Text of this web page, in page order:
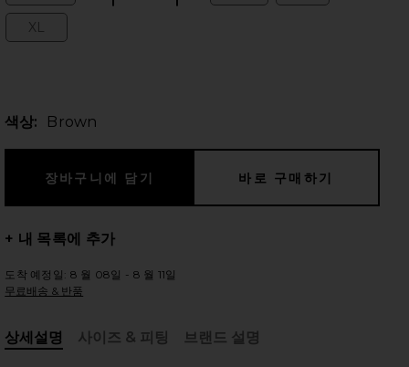
XL
색상: Brown
+ 내 목록에 추가
도착 예정일: 8 월 08일 - 8 월 11일
무료배송 & 반품
상세설명
사이즈 & 피팅 브랜드 설명